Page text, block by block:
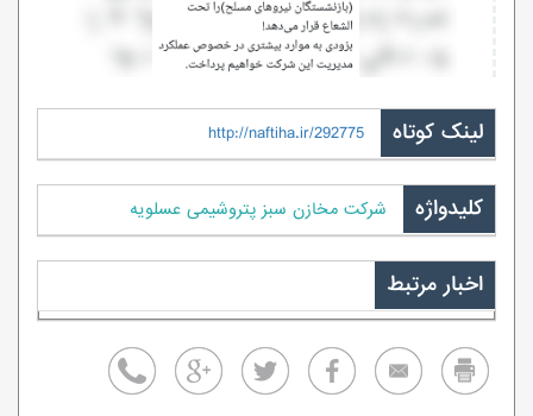
لینک کوتاه http://naftiha.ir/292775
کلیدواژه شرکت مخازن سبز پتروشیمی عسلویه
اخبار مرتبط